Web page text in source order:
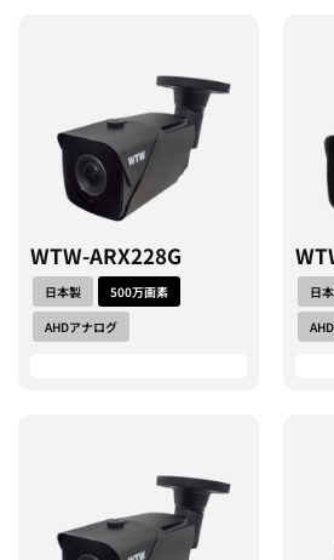
WTW-ARX228G
日本製
500万画素
AHDアナログ
日